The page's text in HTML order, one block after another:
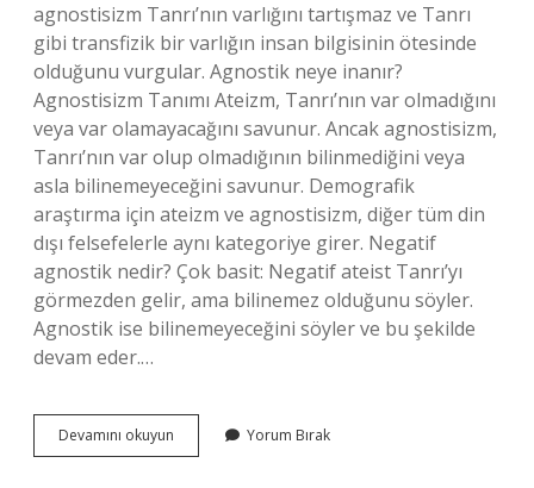
agnostisizm Tanrı’nın varlığını tartışmaz ve Tanrı
gibi transfizik bir varlığın insan bilgisinin ötesinde
olduğunu vurgular. Agnostik neye inanır?
Agnostisizm Tanımı Ateizm, Tanrı’nın var olmadığını
veya var olamayacağını savunur. Ancak agnostisizm,
Tanrı’nın var olup olmadığının bilinmediğini veya
asla bilinemeyeceğini savunur. Demografik
araştırma için ateizm ve agnostisizm, diğer tüm din
dışı felsefelerle aynı kategoriye girer. Negatif
agnostik nedir? Çok basit: Negatif ateist Tanrı’yı ​​
görmezden gelir, ama bilinemez olduğunu söyler.
Agnostik ise bilinemeyeceğini söyler ve bu şekilde
devam eder.…
Devamını okuyun
Agnostik
Yorum Bırak